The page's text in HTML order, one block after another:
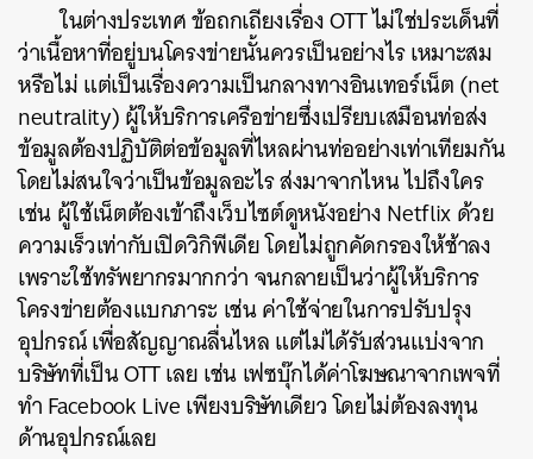
ในต่างประเทศ ข้อถกเถียงเรื่อง OTT ไม่ใช่ประเด็นที่
ว่าเนื้อหาที่อยู่บนโครงข่ายนั้นควรเป็นอย่างไร เหมาะสม
หรือไม่ แต่เป็นเรื่องความเป็นกลางทางอินเทอร์เน็ต (net
neutrality) ผู้ให้บริการเครือข่ายซึ่งเปรียบเสมือนท่อส่ง
ข้อมูลต้องปฏิบัติต่อข้อมูลที่ไหลผ่านท่ออย่างเท่าเทียมกัน
โดยไม่สนใจว่าเป็นข้อมูลอะไร ส่งมาจากไหน ไปถึงใคร
เช่น ผู้ใช้เน็ตต้องเข้าถึงเว็บไซต์ดูหนังอย่าง Netflix ด้วย
ความเร็วเท่ากับเปิดวิกิพีเดีย โดยไม่ถูกคัดกรองให้ช้าลง
เพราะใช้ทรัพยากรมากกว่า จนกลายเป็นว่าผู้ให้บริการ
โครงข่ายต้องแบกภาระ เช่น ค่าใช้จ่ายในการปรับปรุง
อุปกรณ์ เพื่อสัญญาณลื่นไหล แต่ไม่ได้รับส่วนแบ่งจาก
บริษัทที่เป็น OTT เลย เช่น เฟซบุ๊กได้ค่าโฆษณาจากเพจที่
ทำ Facebook Live เพียงบริษัทเดียว โดยไม่ต้องลงทุน
ด้านอุปกรณ์เลย